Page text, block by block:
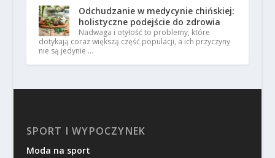
Odchudzanie w medycynie chińskiej:
holistyczne podejście do zdrowia
Nadwaga i otyłość to problemy, które
dotykają coraz większą część populacji, a ich przyczyny
nie są jedynie …
SPORT I WYPOCZYNEK
Moda na sport